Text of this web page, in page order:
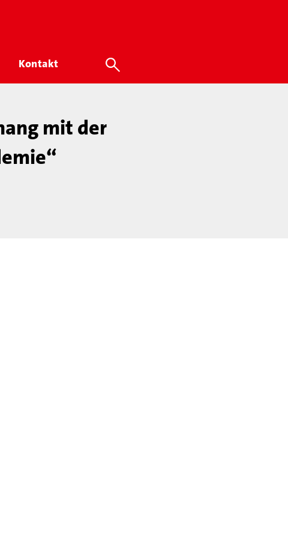
Kontakt
mit der